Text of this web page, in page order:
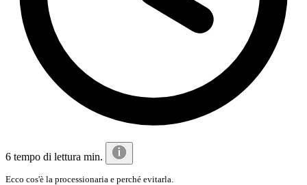
6 tempo di lettura min.
Ecco cos'è la processionaria e perché evitarla.